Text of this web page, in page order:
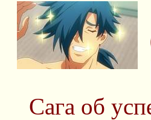
Сага об